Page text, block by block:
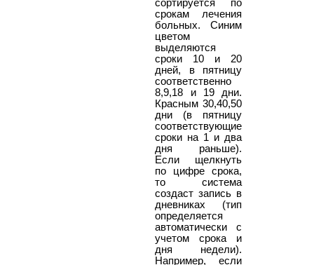
сортируется по
срокам лечения
больных. Синим
цветом
выделяются
сроки 10 и 20
дней, в пятницу
соответственно
8,9,18 и 19 дни.
Красным 30,40,50
дни (в пятницу
соответствующие
сроки на 1 и два
дня раньше).
Если щелкнуть
по цифре срока,
то система
создаст запись в
дневниках (тип
определяется
автоматически с
учетом срока и
дня недели).
Например, если